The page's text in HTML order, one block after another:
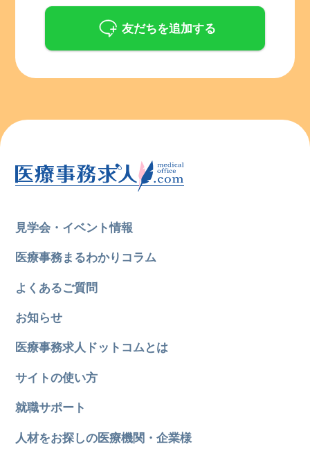
友だちを追加する
見学会・イベント情報
医療事務まるわかりコラム
よくあるご質問
お知らせ
医療事務求人ドットコムとは
サイトの使い方
就職サポート
人材をお探しの医療機関・企業様